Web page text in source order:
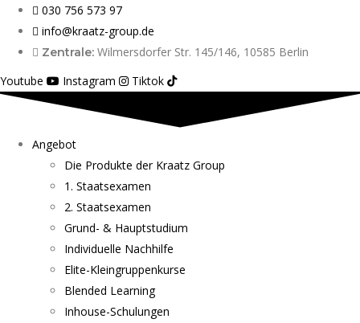
030 756 573 97
info@kraatz-group.de
Zentrale: Wilmersdorfer Str. 145/146, 10585 Berlin
Youtube
Instagram Tiktok
Angebot
Die Produkte der Kraatz Group
1. Staatsexamen
2. Staatsexamen
Grund- & Hauptstudium
Individuelle Nachhilfe
Elite-Kleingruppenkurse
Blended Learning
Inhouse-Schulungen